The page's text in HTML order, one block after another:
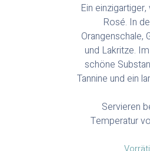
Ein
Rosé. In
Orangenschale,
und Lakritze.
schöne
Tannine und ein
Servieren
Temperatur